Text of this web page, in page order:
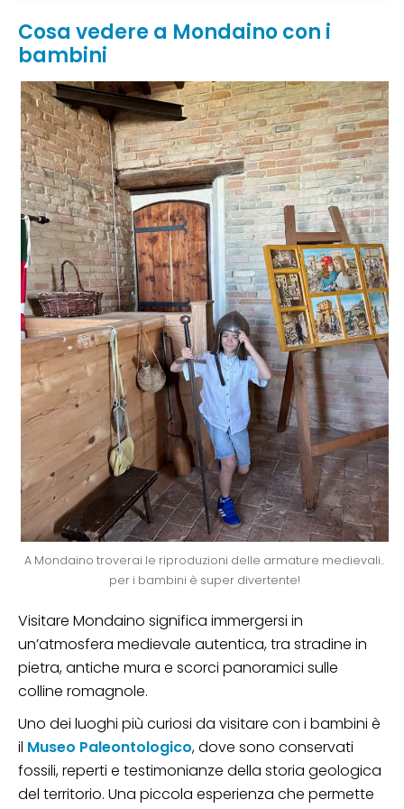
Cosa vedere a Mondaino con i
bambini
A Mondaino troverai le riproduzioni delle armature medievali..
per i bambini è super divertente!
Visitare Mondaino significa immergersi in
un’atmosfera medievale autentica, tra stradine in
pietra, antiche mura e scorci panoramici sulle
colline romagnole.
Uno dei luoghi più curiosi da visitare con i bambini è
il Museo Paleontologico, dove sono conservati
fossili, reperti e testimonianze della storia geologica
del territorio. Una piccola esperienza che permette